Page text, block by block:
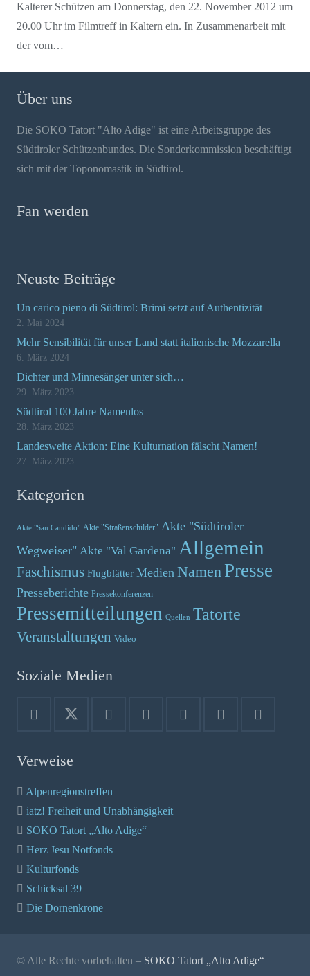
Kalterer Schützen am Donnerstag, den 22. November 2012 um
20.00 Uhr im Filmtreff in Kaltern ein. In Zusammenarbeit mit
der vom…
Über uns
Die SOKO Tatort "Alto Adige" ist eine Arbeitsgruppe des
Südtiroler Schützenbundes. Die Sonderkommission beschäftigt
sich mit der Toponomastik in Südtirol.
Fan werden
Neuste Beiträge
Un carico pieno di Südtirol: Brimi setzt auf Authentizität
2. Mai 2024
Mehr Sensibilität für unser Land statt italienische Mozzarella
6. März 2024
Dichter und Minnesänger unter sich…
29. März 2023
Südtirol 100 Jahre Namenlos
28. März 2023
Landesweite Aktion: Eine Kulturnation fälscht Namen!
27. März 2023
Kategorien
Akte "San Candido" Akte "Straßenschilder" Akte "Südtiroler
Wegweiser" Akte "Val Gardena" Allgemein
Faschismus Flugblätter Medien Namen Presse
Presseberichte Pressekonferenzen
Pressemitteilungen Quellen Tatorte
Veranstaltungen Video
Soziale Medien
Verweise
Alpenregionstreffen
iatz! Freiheit und Unabhängigkeit
SOKO Tatort „Alto Adige“
Herz Jesu Notfonds
Kulturfonds
Schicksal 39
Die Dornenkrone
© Alle Rechte vorbehalten – SOKO Tatort „Alto Adige“